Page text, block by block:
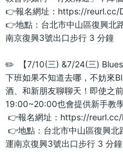
👉報名網址：https://reurl.cc/
👉地點：台北市中山區復興
南京復興3號出口步行 3 分鐘
✏️  【7/10(三) &7/24(三)
下班如果不知道去哪，不妨來
酒、和新朋友聊聊天！即使之
19:00~20:00也會提供新手教
👉報名網址：https://reurl.cc/
運南京復興3號出口步行 3 分鐘